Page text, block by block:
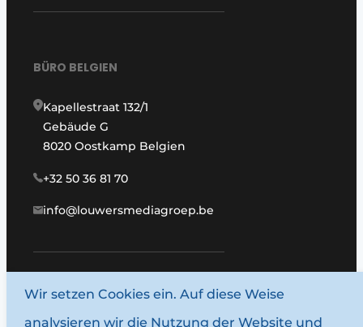
BÜRO BELGIEN
Kapellestraat 132/1
Gebäude G
8020 Oostkamp Belgien
+32 50 36 81 70
info@louwersmediagroep.be
www.louwersmediagroep.com
© 1987–2026 Louwersmediagroep.
Wir setzen Cookies ein. Auf diese Weise
analysieren wir die Nutzung der Website und